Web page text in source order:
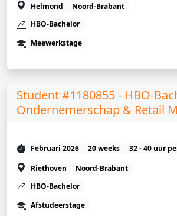
Helmond
Noord-Brabant
HBO-Bachelor
Meewerkstage
Student #1180855 - HBO-
Ondernemerschap & Retail
Februari 2026 20 weeks
32 - 40 uur
Riethoven
Noord-Brabant
HBO-Bachelor
Afstudeerstage